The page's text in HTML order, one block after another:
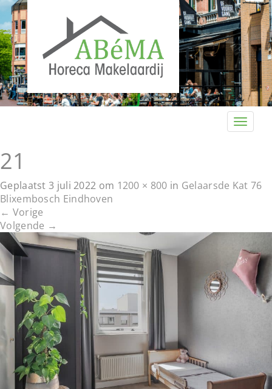
T
e
v
g
a
t
21
Geplaatst3 juli 2022 om 1200 × 800 in Gelaarsde Kat 76
Blixembosch Eindhoven
← Vorige
Volgende →